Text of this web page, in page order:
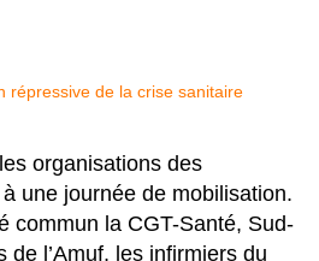
organisations des
une journée de mobilisation.
commun la CGT-Santé, Sud-
de l’Amuf, les infirmiers du